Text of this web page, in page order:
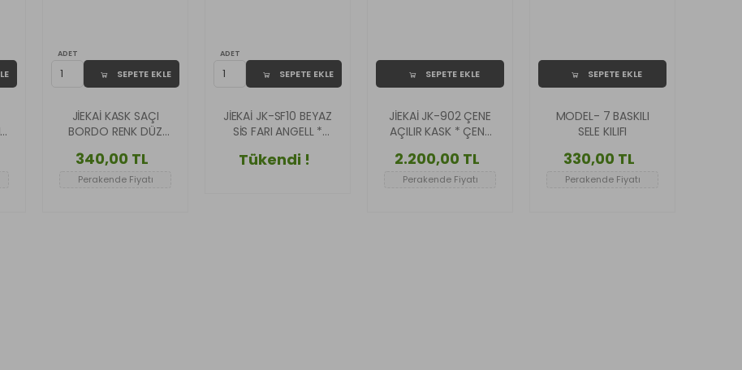
ADET
SEPETE EKLE
JİEKAİ KASK SAÇI
BORDO RENK DÜZ
340,00 TL
Perakende Fiyatı
ADET
SEPETE EKLE
JİEKAİ JK-SF10 BEYAZ
SİS FARI ANGELL *
FİYATIDIR )
Tükendi !
SEPETE EKLE
JİEKAİ JK-902 ÇENE
AÇILIR KASK * ÇENE
DESEN
2.200,00 TL
Perakende Fiyatı
SEPETE EKLE
MODEL- 7 BASKILI
SELE KILIFI
330,00 TL
Perakende Fiyatı